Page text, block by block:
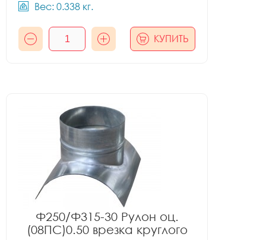
Вес: 0.338 кг.
КУПИТЬ
Ф250/Ф315-30 Рулон оц.
(08ПС)0.50 врезка круглого